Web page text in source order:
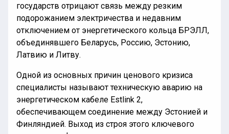
государств отрицают связь между резким
подорожанием электричества и недавним
отключением от энергетического кольца БРЭЛЛ,
объединявшего Беларусь, Россию, Эстонию,
Латвию и Литву.
Одной из основных причин ценового кризиса
специалисты называют техническую аварию на
энергетическом кабеле Estlink 2,
обеспечивающем соединение между Эстонией и
Финляндией. Выход из строя этого ключевого